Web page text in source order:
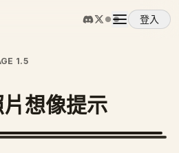
登入
1.5
想像提示